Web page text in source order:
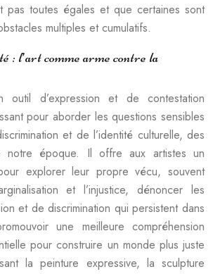
pas toutes égales et que certaines sont
multiples et cumulatifs.
: l’art comme arme contre la
outil d’expression et de contestation
pour aborder les questions sensibles
et de l’identité culturelle, des
notre époque. Il offre aux artistes un
explorer leur propre vécu, souvent
et l’injustice, dénoncer les
et de discrimination qui persistent dans
une meilleure compréhension
pour construire un monde plus juste
la peinture expressive, la sculpture